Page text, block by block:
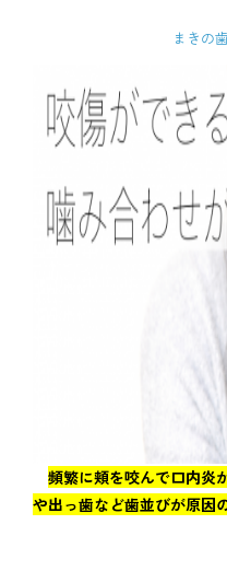
よくある質問
リスク・副作用
通院中の方はこちら
まきの
頻繁に頬を咬んで口内炎
や出っ歯など歯並びが原因